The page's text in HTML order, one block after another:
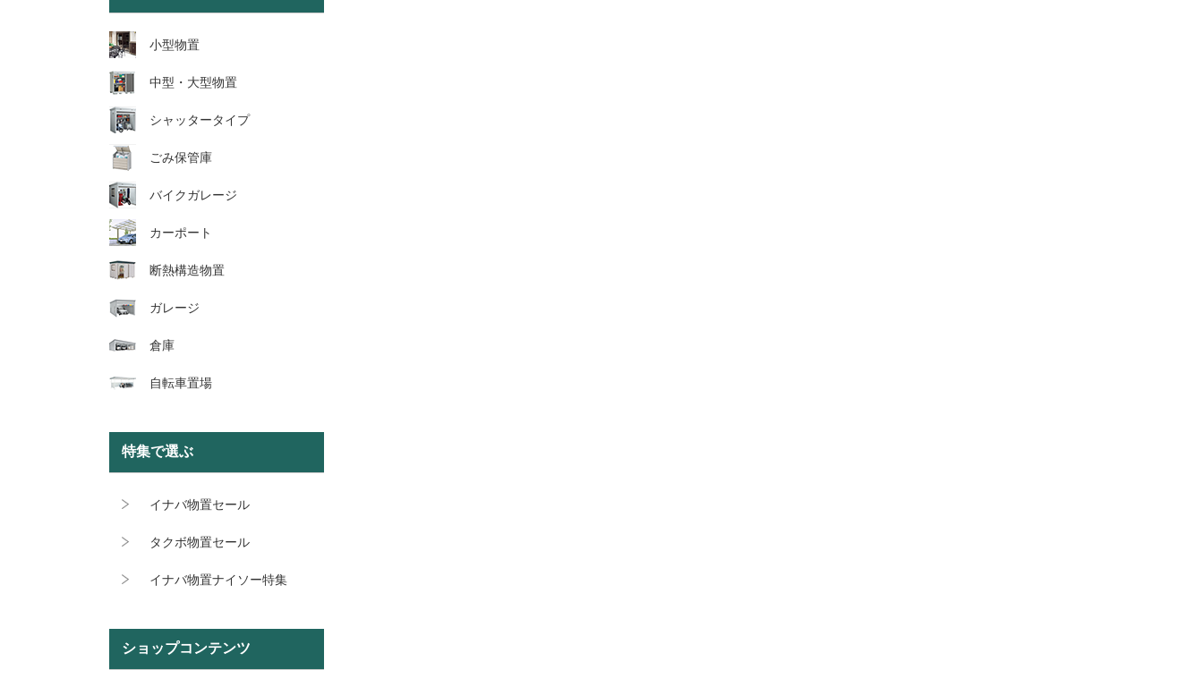
小型物置
中型・大型物置
シャッタータイプ
ごみ保管庫
バイクガレージ
カーポート
断熱構造物置
ガレージ
倉庫
自転車置場
特集で選ぶ
イナバ物置セール
タクボ物置セール
イナバ物置ナイソー特集
ショップコンテンツ